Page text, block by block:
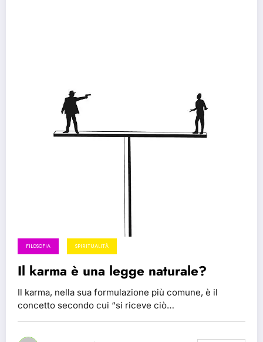
FILOSOFIA SPIRITUALITÀ
Il karma è una legge naturale?
Il karma, nella sua formulazione più comune, è il
concetto secondo cui “si riceve ciò…